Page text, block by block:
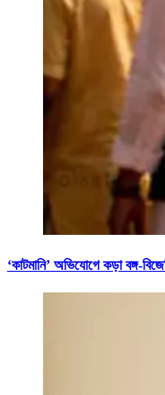
‘কাটমানি’ অভিযোগে কড়া বঙ্গ-